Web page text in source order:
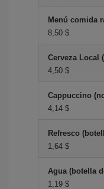
Menú comida
8,50 $
Cerveza Local
4,50 $
Cappuccino
4,14 $
Refresco
1,64 $
Agua (botella
1,19 $